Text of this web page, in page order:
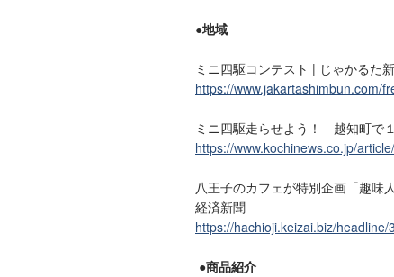
●地域
ミニ四駆コンテスト | じゃかるた
https://www.jakartashimbun.com/
ミニ四駆走らせよう！ 越知町で
https://www.kochinews.co.jp/
八王子のカフェが特別企画「趣
経済新聞
https://hachioji.keizai.biz/headline/
●商品紹介